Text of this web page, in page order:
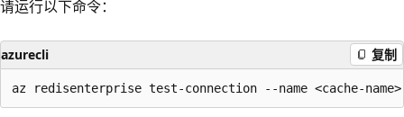
请运行以下命令：
azurecli 复制